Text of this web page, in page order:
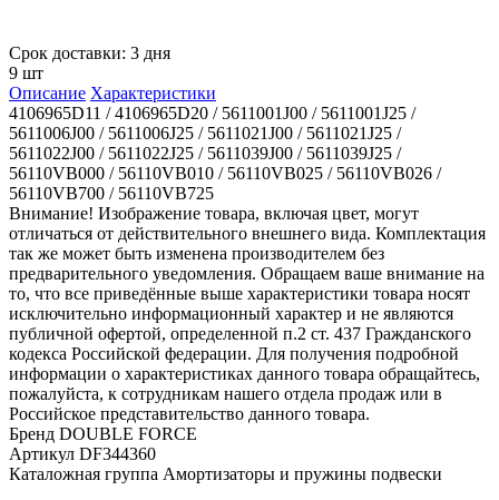
Срок доставки: 3 дня
9 шт
Описание Характеристики
4106965D11 / 4106965D20 / 5611001J00 / 5611001J25 /
5611006J00 / 5611006J25 / 5611021J00 / 5611021J25 /
5611022J00 / 5611022J25 / 5611039J00 / 5611039J25 /
56110VB000 / 56110VB010 / 56110VB025 / 56110VB026 /
56110VB700 / 56110VB725
Внимание! Изображение товара, включая цвет, могут
отличаться от действительного внешнего вида. Комплектация
так же может быть изменена производителем без
предварительного уведомления. Обращаем ваше внимание на
то, что все приведённые выше характеристики товара носят
исключительно информационный характер и не являются
публичной офертой, определенной п.2 ст. 437 Гражданского
кодекса Российской федерации. Для получения подробной
информации о характеристиках данного товара обращайтесь,
пожалуйста, к сотрудникам нашего отдела продаж или в
Российское представительство данного товара.
Бренд DOUBLE FORCE
Артикул DF344360
Каталожная группа Амортизаторы и пружины подвески